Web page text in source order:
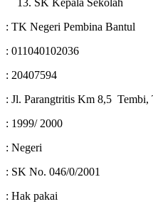
: TK Negeri Pembina Bantul
: 011040102036
: 20407594
: Jl. Parangtritis Km 8,5
: 1999/ 2000
: Negeri
: SK No. 046/0/2001
: Hak pakai